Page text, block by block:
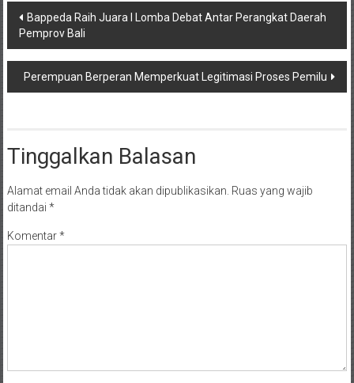
Navigasi
pos
Bappeda Raih Juara I Lomba Debat Antar Perangkat Daerah
Pemprov Bali
Perempuan Berperan Memperkuat Legitimasi Proses Pemilu
Tinggalkan Balasan
Alamat email Anda tidak akan dipublikasikan. Ruas yang wajib
ditandai *
Komentar*